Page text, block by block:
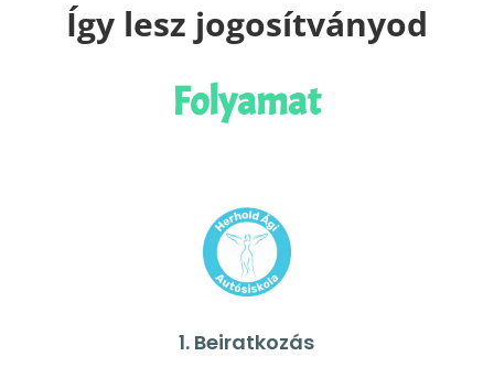
Így lesz jogosítványod
Folyamat
1. Beiratkozás